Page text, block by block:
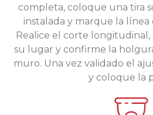
completa, coloque una tira
instalada y marque la línea
Realice el corte longitudinal,
su lugar y confirme la
muro. Una vez validado el
y coloque la